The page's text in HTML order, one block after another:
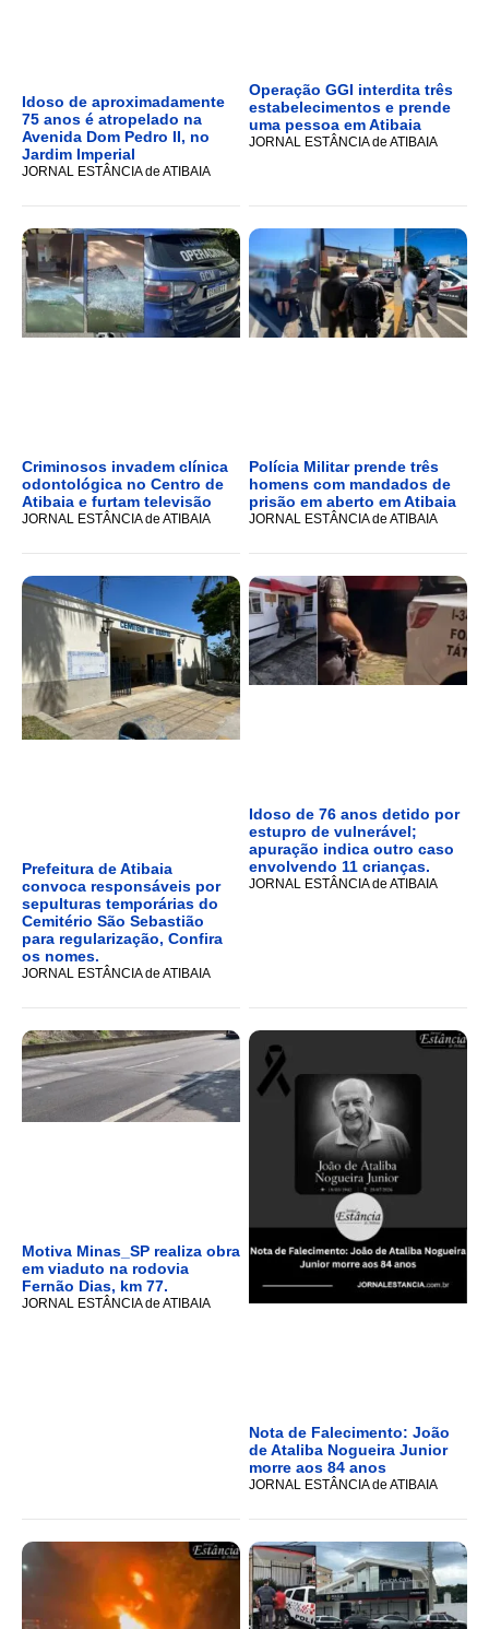
Idoso de aproximadamente
75 anos é atropelado na
Avenida Dom Pedro II, no
Jardim Imperial
JORNAL ESTÂNCIA de ATIBAIA
Operação GGI interdita três
estabelecimentos e prende
uma pessoa em Atibaia
JORNAL ESTÂNCIA de ATIBAIA
Criminosos invadem clínica
odontológica no Centro de
Atibaia e furtam televisão
JORNAL ESTÂNCIA de ATIBAIA
Polícia Militar prende três
homens com mandados de
prisão em aberto em Atibaia
JORNAL ESTÂNCIA de ATIBAIA
Prefeitura de Atibaia
convoca responsáveis por
sepulturas temporárias do
Cemitério São Sebastião
para regularização, Confira
os nomes.
JORNAL ESTÂNCIA de ATIBAIA
Idoso de 76 anos detido por
estupro de vulnerável;
apuração indica outro caso
envolvendo 11 crianças.
JORNAL ESTÂNCIA de ATIBAIA
Motiva Minas_SP realiza obra
em viaduto na rodovia
Fernão Dias, km 77.
JORNAL ESTÂNCIA de ATIBAIA
Nota de Falecimento: João
de Ataliba Nogueira Junior
morre aos 84 anos
JORNAL ESTÂNCIA de ATIBAIA